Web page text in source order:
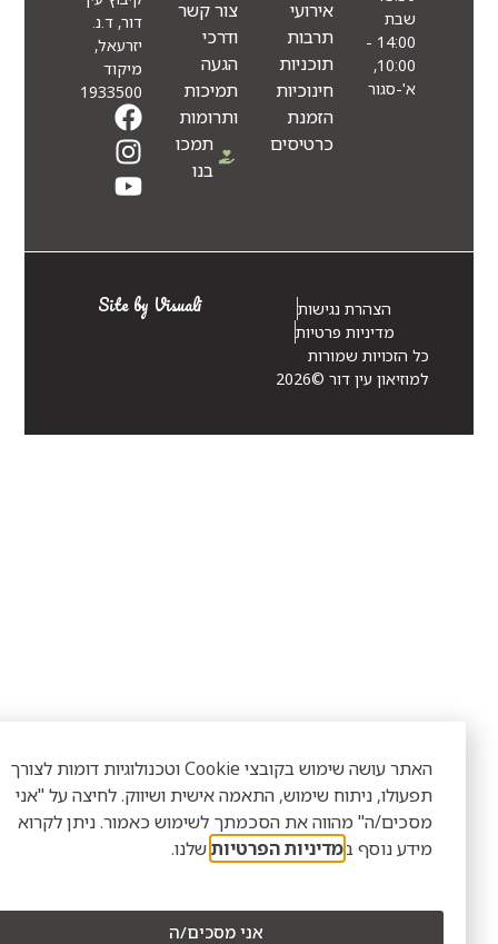
אירועי
תרבות
תוכניות
חינוכיות
צור קשר
ודרכי
הגעה
תמיכות
ותרומות
תמכו
דור, ד.נ.
יזרעאל,
מיקוד
1933500
הצהרת נגישות
מדיניות פרטיות
כל הזכויות שמורות
למוזיאון עין דור ©2026
Site by Visuali
האתר עושה שימוש בקובצי Cookie וטכנולוגיות דומות לצורך
תפעולו, ניתוח שימוש, התאמה אישית ושיווק. לחיצה על "אני
מסכים/ה" מהווה את הסכמתך לשימוש כאמור. ניתן לקרוא
מידע נוסף במדיניות הפרטיותשלנו.
אני מסכים/ה